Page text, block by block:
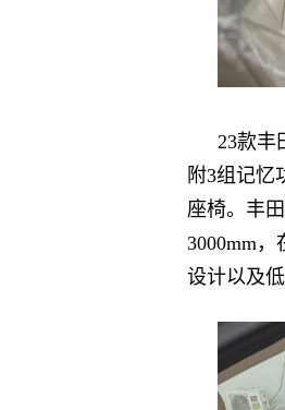
23款丰
附3组记忆
座椅。丰
3000mm
设计以及